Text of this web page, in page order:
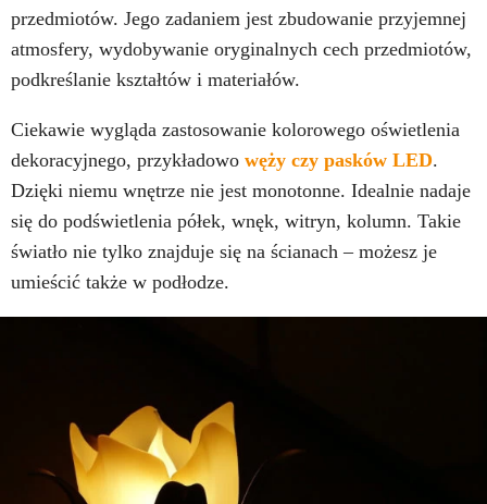
przedmiotów. Jego zadaniem jest zbudowanie przyjemnej
atmosfery, wydobywanie oryginalnych cech przedmiotów,
podkreślanie kształtów i materiałów.
Ciekawie wygląda zastosowanie kolorowego oświetlenia
dekoracyjnego, przykładowo węży czy pasków LED.
Dzięki niemu wnętrze nie jest monotonne. Idealnie nadaje
się do podświetlenia półek, wnęk, witryn, kolumn. Takie
światło nie tylko znajduje się na ścianach – możesz je
umieścić także w podłodze.